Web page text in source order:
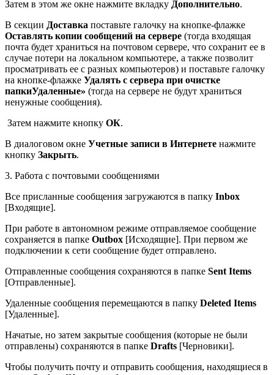
Затем в этом же окне нажмите вкладку Дополнительно.
В секции Доставка поставьте галочку на кнопке-флажке
Оставлять копии сообщений на сервере (тогда входящая
почта будет храниться на почтовом сервере, что сохранит ее в
случае потери на локальном компьютере, а также позволит
просматривать ее с разных компьютеров) и поставьте галочку
на кнопке-флажке Удалять с сервера при очистке
папкиУдаленные» (тогда на сервере не будут храниться
ненужные сообщения).
Затем нажмите кнопку ОК.
В диалоговом окне Учетные записи в Интернете нажмите
кнопку Закрыть.
3. Работа с почтовыми сообщениями
Все присланные сообщения загружаются в папку Inbox
[Входящие].
При работе в автономном режиме отправляемое сообщение
сохраняется в папке Outbox [Исходящие]. При первом же
подключении к сети сообщение будет отправлено.
Отправленные сообщения сохраняются в папке Sent Items
[Отправленные].
Удаленные сообщения перемещаются в папку Deleted Items
[Удаленные].
Начатые, но затем закрытые сообщения (которые не были
отправлены) сохраняются в папке Drafts [Черновики].
Чтобы получить почту и отправить сообщения, находящиеся в